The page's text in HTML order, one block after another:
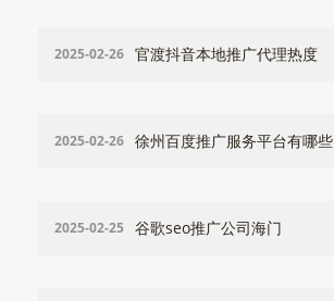
2025-02-26 官渡抖音本地推广代理热度
2025-02-26 徐州百度推广服务平台有哪些
2025-02-25 谷歌seo推广公司海门